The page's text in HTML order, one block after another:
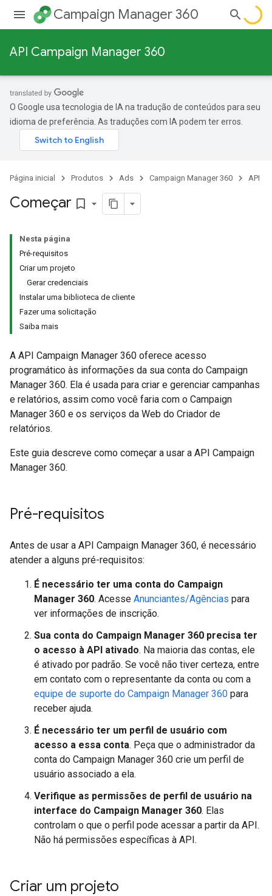
Campaign Manager 360
API Campaign Manager 360
O Google usa tecnologia de IA na tradução de conteúdos para seu
idioma de preferência. As traduções com IA podem ter erros.
Página inicial Produtos Ads Campaign Manager 360 API
Começar bookmark_border
Nesta página
Pré-requisitos
Criar um projeto
Gerar credenciais
Instalar uma biblioteca de cliente
Fazer uma solicitação
Saiba mais
A API Campaign Manager 360 oferece acesso
programático às informações da sua conta do Campaign
Manager 360. Ela é usada para criar e gerenciar campanhas
e relatórios, assim como você faria com o Campaign
Manager 360 e os serviços da Web do Criador de
relatórios.
Este guia descreve como começar a usar a API Campaign
Manager 360.
Pré-requisitos
Antes de usar a API Campaign Manager 360, é necessário
atender a alguns pré-requisitos:
É necessário ter uma conta do Campaign
Manager 360. Acesse Anunciantes/Agências para
ver informações de inscrição.
Sua conta do Campaign Manager 360 precisa ter
o acesso à API ativado. Na maioria das contas, ele
é ativado por padrão. Se você não tiver certeza, entre
em contato com o representante da conta ou com a
equipe de suporte do Campaign Manager 360 para
receber ajuda.
É necessário ter um perfil de usuário com
acesso a essa conta. Peça que o administrador da
conta do Campaign Manager 360 crie um perfil de
usuário associado a ela.
Verifique as permissões de perfil de usuário na
interface do Campaign Manager 360. Elas
controlam o que o perfil pode acessar a partir da API.
Não há permissões específicas à API.
Criar um projeto